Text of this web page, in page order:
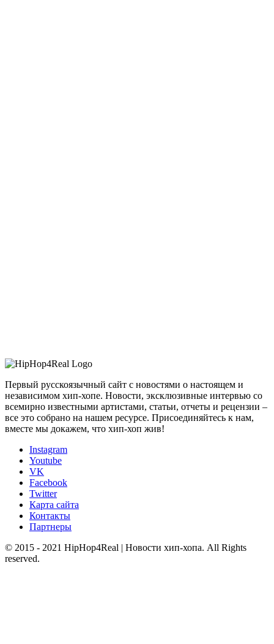
Первый русскоязычный сайт с новостями о настоящем и
независимом хип-хопе. Новости, эксклюзивные интервью со
всемирно известными артистами, статьи, отчеты и рецензии –
все это собрано на нашем ресурсе. Присоединяйтесь к нам,
вместе мы докажем, что хип-хоп жив!
Instagram
Youtube
VK
Facebook
Twitter
Карта сайта
Контакты
Партнеры
© 2015 - 2021 HipHop4Real | Новости хип-хопа. All Rights
reserved.